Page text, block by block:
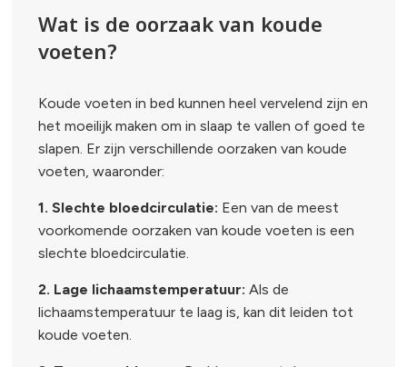
Wat is de oorzaak van koude
voeten?
Koude voeten in bed kunnen heel vervelend zijn en
het moeilijk maken om in slaap te vallen of goed te
slapen. Er zijn verschillende oorzaken van koude
voeten, waaronder:
1. Slechte bloedcirculatie: Een van de meest
voorkomende oorzaken van koude voeten is een
slechte bloedcirculatie.
2. Lage lichaamstemperatuur: Als de
lichaamstemperatuur te laag is, kan dit leiden tot
koude voeten.